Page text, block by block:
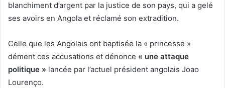
blanchiment d’argent par la justice de son pays, qui a gelé
ses avoirs en Angola et réclamé son extradition.
Celle que les Angolais ont baptisée la « princesse »
dément ces accusations et dénonce « une attaque
politique » lancée par l’actuel président angolais Joao
Lourenço.